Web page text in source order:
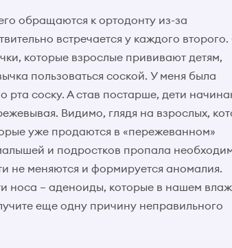
обращаются к ортодонту из-за
встречается у каждого
которые взрослые прививают детям,
пользоваться соской. У меня была
рта соску. А став постарше, дети
Видимо, глядя на взрослых,
уже продаются в «пережеванном»
и подростков пропала
не меняются и формируется аномалия.
носа – аденоиды, которые в нашем
еще одну причину неправильного